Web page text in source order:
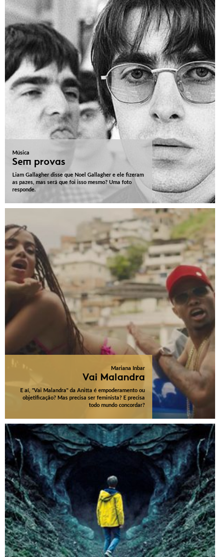
Música
Sem provas
Liam Gallagher disse que Noel Gallagher e ele fizeram
as pazes, mas será que foi isso mesmo? Uma foto
responde.
Mariana Inbar
Vai Malandra
E aí, "Vai Malandra" da Anitta é empoderamento ou
objetificação? Mas precisa ser feminista? E precisa
todo mundo concordar?